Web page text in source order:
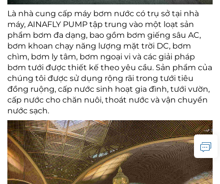
Là nhà cung cấp máy bơm nước có trụ sở tại nhà
máy, AINAFLY PUMP tập trung vào một loạt sản
phẩm bơm đa dạng, bao gồm bơm giếng sâu AC,
bơm khoan chạy năng lượng mặt trời DC, bơm
chìm, bơm ly tâm, bơm ngoại vi và các giải pháp
bơm tưới được thiết kế theo yêu cầu. Sản phẩm của
chúng tôi được sử dụng rộng rãi trong tưới tiêu
đồng ruộng, cấp nước sinh hoạt gia đình, tưới vườn,
cấp nước cho chăn nuôi, thoát nước và vận chuyển
nước sạch.